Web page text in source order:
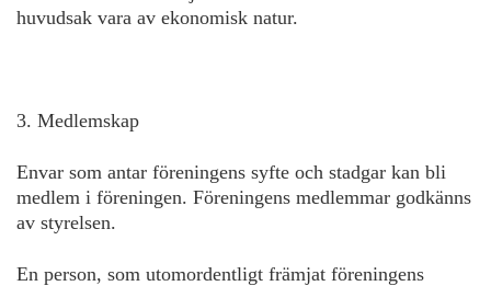
huvudsak vara av ekonomisk natur.
3. Medlemskap
Envar som antar föreningens syfte och stadgar kan bli
medlem i föreningen. Föreningens medlemmar godkänns
av styrelsen.
En person, som utomordentligt främjat föreningens